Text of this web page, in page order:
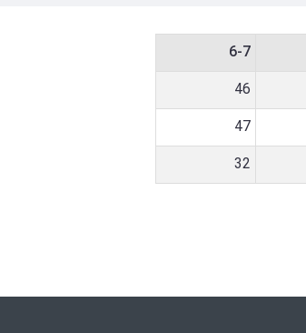
6-7
46
47
32